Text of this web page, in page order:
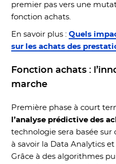
premier pas vers une
fonction achats.
En savoir plus :Quels
sur les achats des
Fonction achats :
marche
Première phase à court
l’analyse prédictive des
technologie sera basée
à savoir la Data Analytics
Grâce à des algorithmes